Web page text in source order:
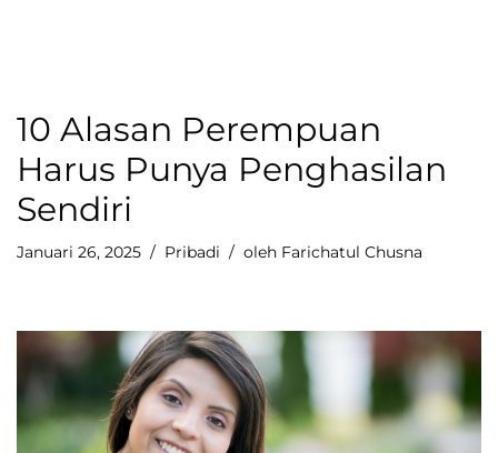
10 Alasan Perempuan
Harus Punya Penghasilan
Sendiri
Januari 26, 2025 Pribadi oleh Farichatul Chusna